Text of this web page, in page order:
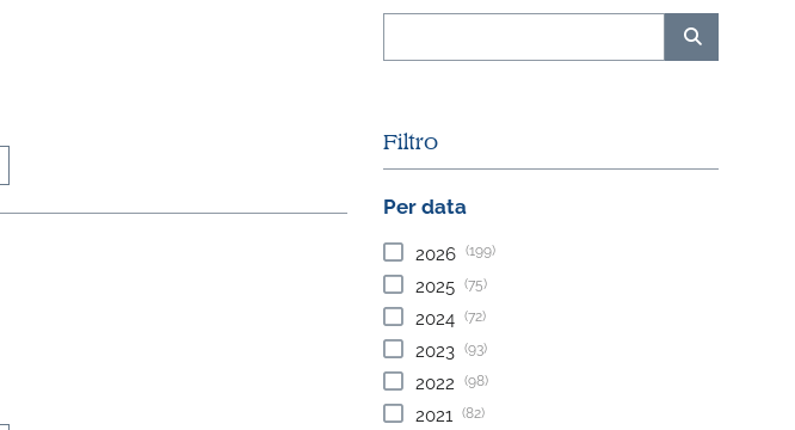
Filtro
Per data
2026 (199)
2025 (75)
2024 (72)
2023 (93)
2022 (98)
2021 (82)